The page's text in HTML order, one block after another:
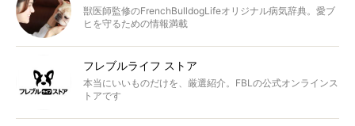
獣医師監修のFrenchBulldogLifeオリジナル病気辞典。愛ブ
ヒを守るための情報満載
フレブルライフ ストア
本当にいいものだけを、厳選紹介。FBLの公式オンラインス
トアです